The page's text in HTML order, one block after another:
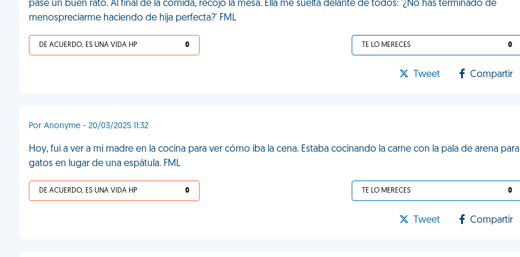
pase un buen rato. Al final de la comida, recojo la mesa. Ella me suelta delante de todos: '¿No has terminado de
menospreciarme haciendo de hija perfecta?' FML
DE ACUERDO, ES UNA VIDA HP 0 TE LO MERECES 0
Tweet Compartir
Por Anonyme - 20/03/2025 11:32
Hoy, fui a ver a mi madre en la cocina para ver cómo iba la cena. Estaba cocinando la carne con la pala de arena para
gatos en lugar de una espátula. FML
DE ACUERDO, ES UNA VIDA HP 0 TE LO MERECES 0
Tweet Compartir